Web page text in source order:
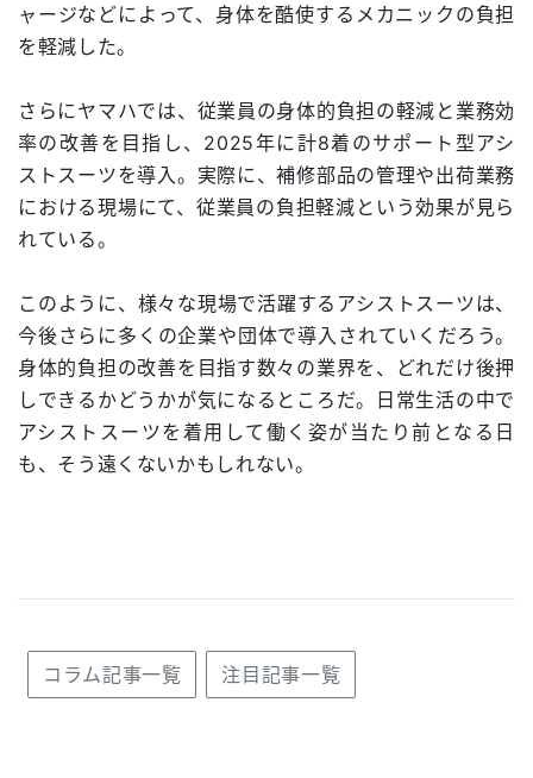
ャージなどによって、身体を酷使するメカニックの負担
を軽減した。
さらにヤマハでは、従業員の身体的負担の軽減と業務効
率の改善を目指し、2025年に計8着のサポート型アシ
ストスーツを導入。実際に、補修部品の管理や出荷業務
における現場にて、従業員の負担軽減という効果が見ら
れている。
このように、様々な現場で活躍するアシストスーツは、
今後さらに多くの企業や団体で導入されていくだろう。
身体的負担の改善を目指す数々の業界を、どれだけ後押
しできるかどうかが気になるところだ。日常生活の中で
アシストスーツを着用して働く姿が当たり前となる日
も、そう遠くないかもしれない。
コラム記事一覧 注目記事一覧